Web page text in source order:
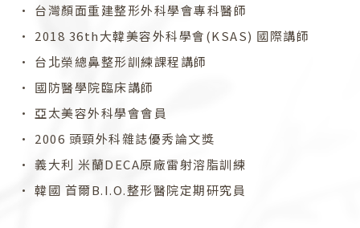
• 台灣顏面重建整形外科學會專科醫師
• 2018 36th大韓美容外科學會(KSAS) 國際講師
• 台北榮總鼻整形訓練課程講師
• 國防醫學院臨床講師
• 亞太美容外科學會會員
• 2006 頭頸外科雜誌優秀論文獎
• 義大利 米蘭DECA原廠雷射溶脂訓練
• 韓國 首爾B.I.O.整形醫院定期研究員